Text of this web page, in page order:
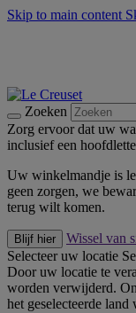
Skip to main content
Zoeken
Zorg ervoor dat uw
inclusief een
Uw winkelmandje is
geen zorgen, we
terug wilt komen.
Blijf hier
Wissel van
Selecteer uw locatie
Door uw locatie te
worden verwijderd.
het geselecteerde